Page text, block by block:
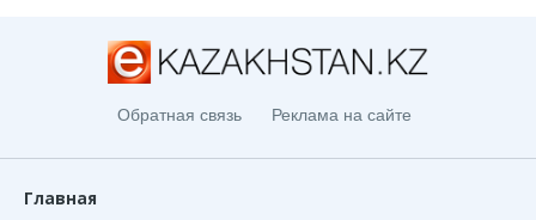
Обратная связь Реклама на сайте
Главная